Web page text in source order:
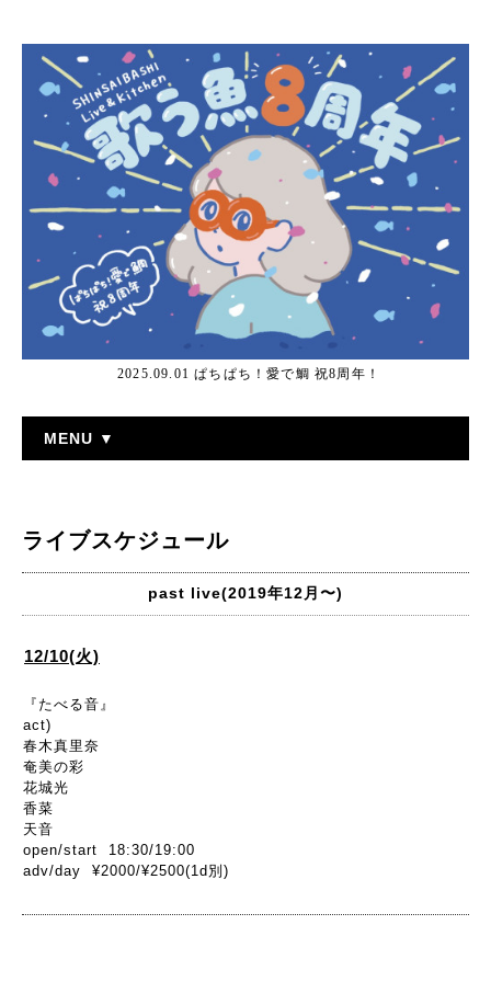
2025.09.01 ぱちぱち！愛で鯛 祝8周年！
MENU ▼
ライブスケジュール
past live(2019年12月〜)
12/10(火)
『たべる音』
act)
春木真里奈
奄美の彩
花城光
香菜
天音
open/start 18:30/19:00
adv/day ¥2000/¥2500(1d別)